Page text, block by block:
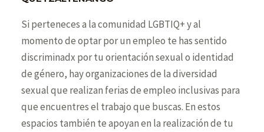
Si perteneces a la comunidad LGBTIQ+ y al
momento de optar por un empleo te has sentido
discriminadx por tu orientación sexual o identidad
de género, hay organizaciones de la diversidad
sexual que realizan ferias de empleo inclusivas para
que encuentres el trabajo que buscas. En estos
espacios también te apoyan en la realización de tu